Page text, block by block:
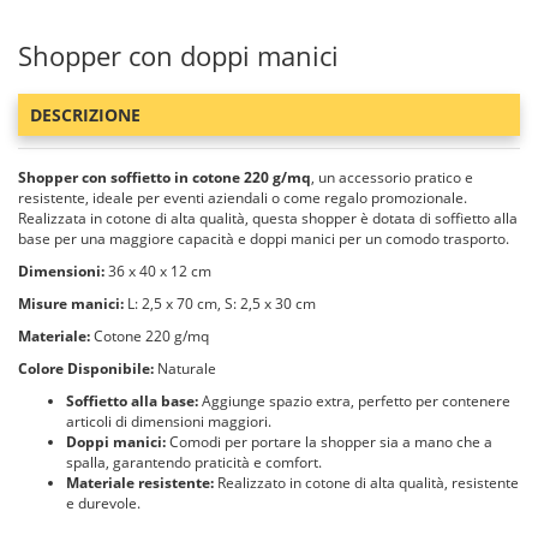
Shopper con doppi manici
DESCRIZIONE
Shopper con soffietto in cotone 220 g/mq, un accessorio pratico e
resistente, ideale per eventi aziendali o come regalo promozionale.
Realizzata in cotone di alta qualità, questa shopper è dotata di soffietto alla
base per una maggiore capacità e doppi manici per un comodo trasporto.
Dimensioni:36 x 40 x 12 cm
Misure manici: L: 2,5 x 70 cm, S: 2,5 x 30 cm
Materiale:Cotone 220 g/mq
Colore Disponibile: Naturale
Soffietto alla base:Aggiunge spazio extra, perfetto per contenere
articoli di dimensioni maggiori.
Doppi manici:Comodi per portare la shopper sia a mano che a
spalla, garantendo praticità e comfort.
Materiale resistente: Realizzato in cotone di alta qualità, resistente
e durevole.